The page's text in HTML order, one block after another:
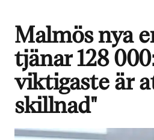
Malmös nya
tjänar 128
viktigaste är
skillnad"